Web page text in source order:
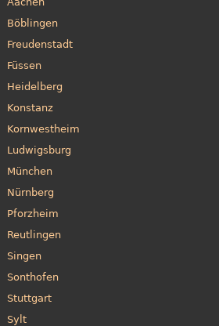
Böblingen
Freudenstadt
Füssen
Heidelberg
Konstanz
Kornwestheim
Ludwigsburg
München
Nürnberg
Pforzheim
Reutlingen
Singen
Sonthofen
Stuttgart
Sylt